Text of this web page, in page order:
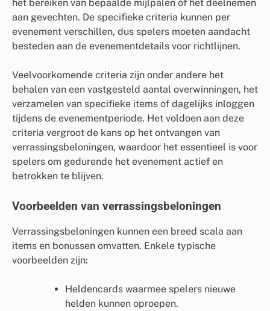
het bereiken van bepaalde mijlpalen of het deelnemen
aan gevechten. De specifieke criteria kunnen per
evenement verschillen, dus spelers moeten aandacht
besteden aan de evenementdetails voor richtlijnen.
Veelvoorkomende criteria zijn onder andere het
behalen van een vastgesteld aantal overwinningen, het
verzamelen van specifieke items of dagelijks inloggen
tijdens de evenementperiode. Het voldoen aan deze
criteria vergroot de kans op het ontvangen van
verrassingsbeloningen, waardoor het essentieel is voor
spelers om gedurende het evenement actief en
betrokken te blijven.
Voorbeelden van verrassingsbeloningen
Verrassingsbeloningen kunnen een breed scala aan
items en bonussen omvatten. Enkele typische
voorbeelden zijn:
Heldencards waarmee spelers nieuwe
helden kunnen oproepen.